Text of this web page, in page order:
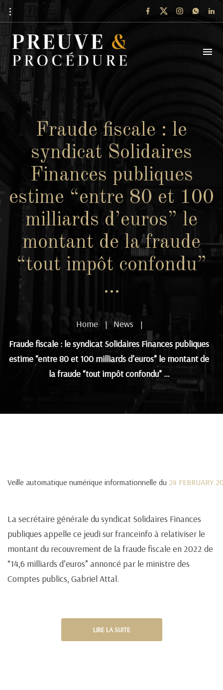
Fraude fiscale : le
syndicat Solidaires
Finances publiques
estime “entre 80 et 100
milliards d’euros” le
montant de la fraude
“tout impôt confondu”
…
Home | News |
Fraude fiscale : le syndicat Solidaires Finances publiques
estime “entre 80 et 100 milliards d’euros” le montant de
la fraude “tout impôt confondu” …
Veille automatique numérique informationnelle du 24 FEBRUARY
La secrétaire générale du syndicat Solidaires Finances
publiques appelle ce jeudi sur franceinfo à relativiser le
montant du recouvrement de la fraude fiscale en 2022 de
“14,6 milliards d’euros” annoncé par le ministre des
Comptes publics, Gabriel Attal.
LIRE LA SUITE